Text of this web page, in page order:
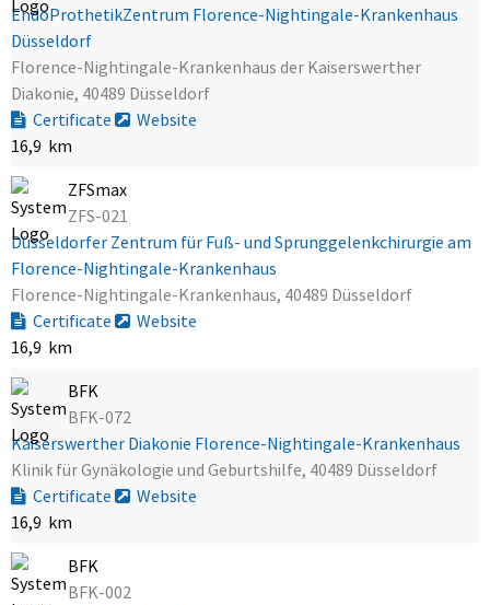
EndoProthetikZentrum Florence-Nightingale-Krankenhaus
Düsseldorf
Florence-Nightingale-Krankenhaus der Kaiserswerther
Diakonie, 40489 Düsseldorf
Certificate
Website
16,9 km
ZFSmax
ZFS-021
Düsseldorfer Zentrum für Fuß- und Sprunggelenkchirurgie am
Florence-Nightingale-Krankenhaus
Florence-Nightingale-Krankenhaus, 40489 Düsseldorf
Certificate
Website
16,9 km
BFK
BFK-072
Kaiserswerther Diakonie Florence-Nightingale-Krankenhaus
Klinik für Gynäkologie und Geburtshilfe, 40489 Düsseldorf
Certificate
Website
16,9 km
BFK
BFK-002